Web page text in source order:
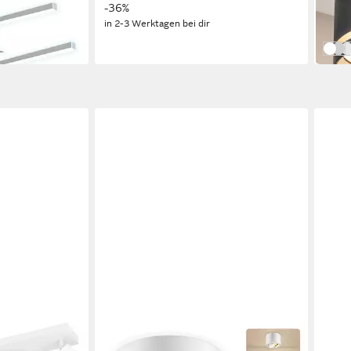
-36%
in 2-3 Werktagen bei dir -62%
in 4-